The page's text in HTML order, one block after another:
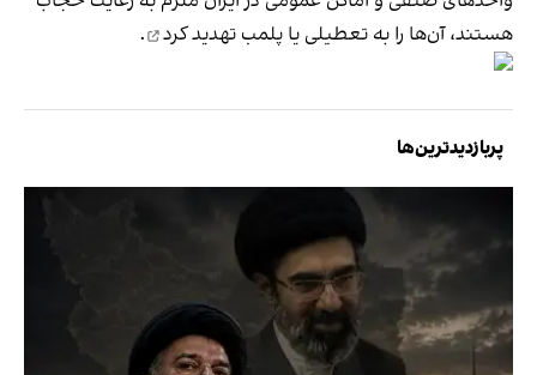
هستند، آن‌ها را به تعطیلی یا پلمب تهدید کرد .
پربازدیدترین‌ها